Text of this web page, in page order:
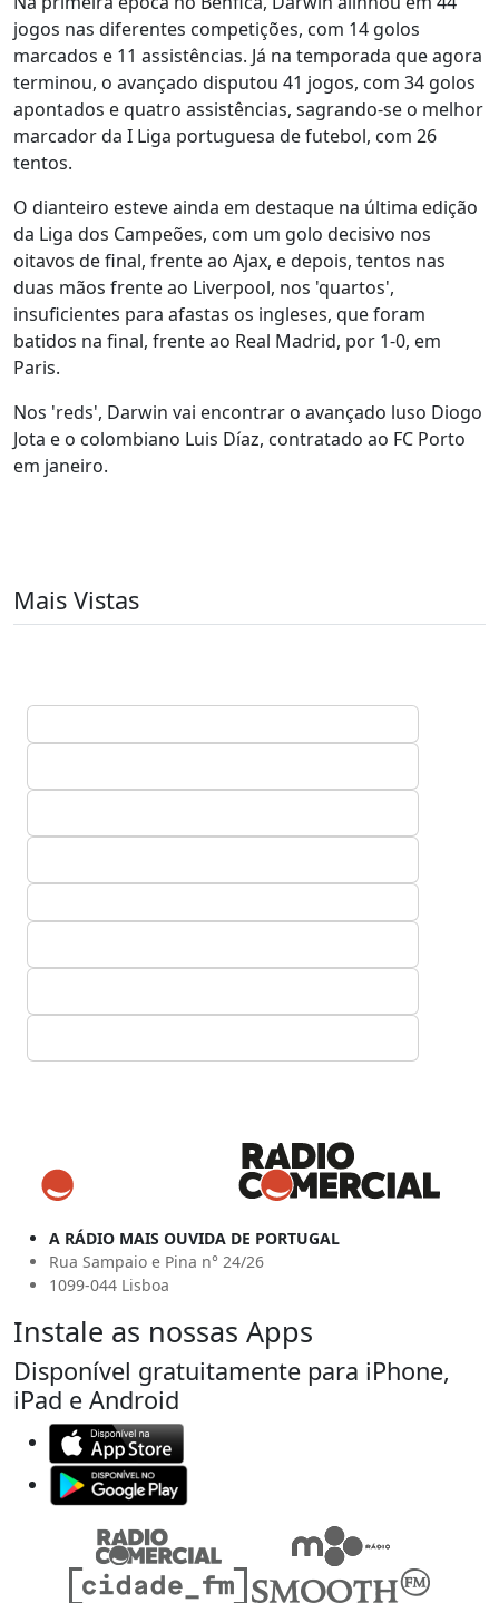
jogos nas diferentes competições, com 14 golos
marcados e 11 assistências. Já na temporada que agora
terminou, o avançado disputou 41 jogos, com 34 golos
apontados e quatro assistências, sagrando-se o melhor
marcador da I Liga portuguesa de futebol, com 26
tentos.
O dianteiro esteve ainda em destaque na última edição
da Liga dos Campeões, com um golo decisivo nos
oitavos de final, frente ao Ajax, e depois, tentos nas
duas mãos frente ao Liverpool, nos 'quartos',
insuficientes para afastas os ingleses, que foram
batidos na final, frente ao Real Madrid, por 1-0, em
Paris.
Nos 'reds', Darwin vai encontrar o avançado luso Diogo
Jota e o colombiano Luis Díaz, contratado ao FC Porto
em janeiro.
Mais Vistas
A RÁDIO MAIS OUVIDA DE PORTUGAL
Rua Sampaio e Pina n° 24/26
1099-044 Lisboa
Instale as nossas Apps
Disponível gratuitamente para iPhone,
iPad e Android